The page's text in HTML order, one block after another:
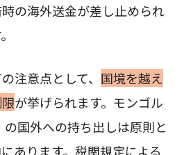
の海外送金が差し止められ
注意点として、 国境を越え
が挙げられます。モンゴル
国外への持ち出しは原則と
あります。税関規定による